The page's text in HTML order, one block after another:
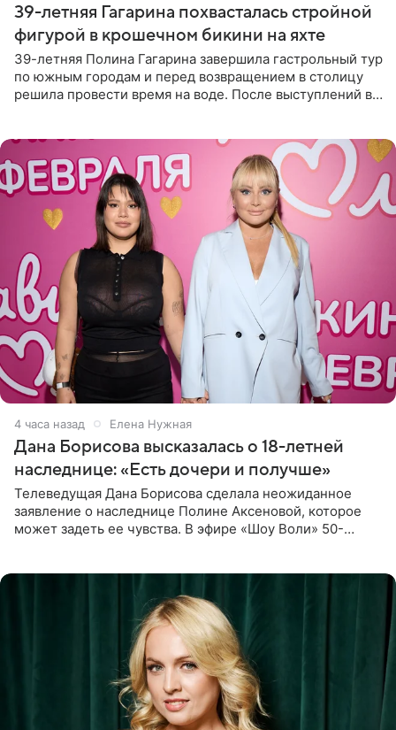
39-летняя Гагарина похвасталась стройной
фигурой в крошечном бикини на яхте
39-летняя Полина Гагарина завершила гастрольный тур
по южным городам и перед возвращением в столицу
решила провести время на воде. После выступлений в
4 часа назад Елена Нужная
Дана Борисова высказалась о 18-летней
наследнице: «Есть дочери и получше»
Телеведущая Дана Борисова сделала неожиданное
заявление о наследнице Полине Аксеновой, которое
может задеть ее чувства. В эфире «Шоу Воли» 50-